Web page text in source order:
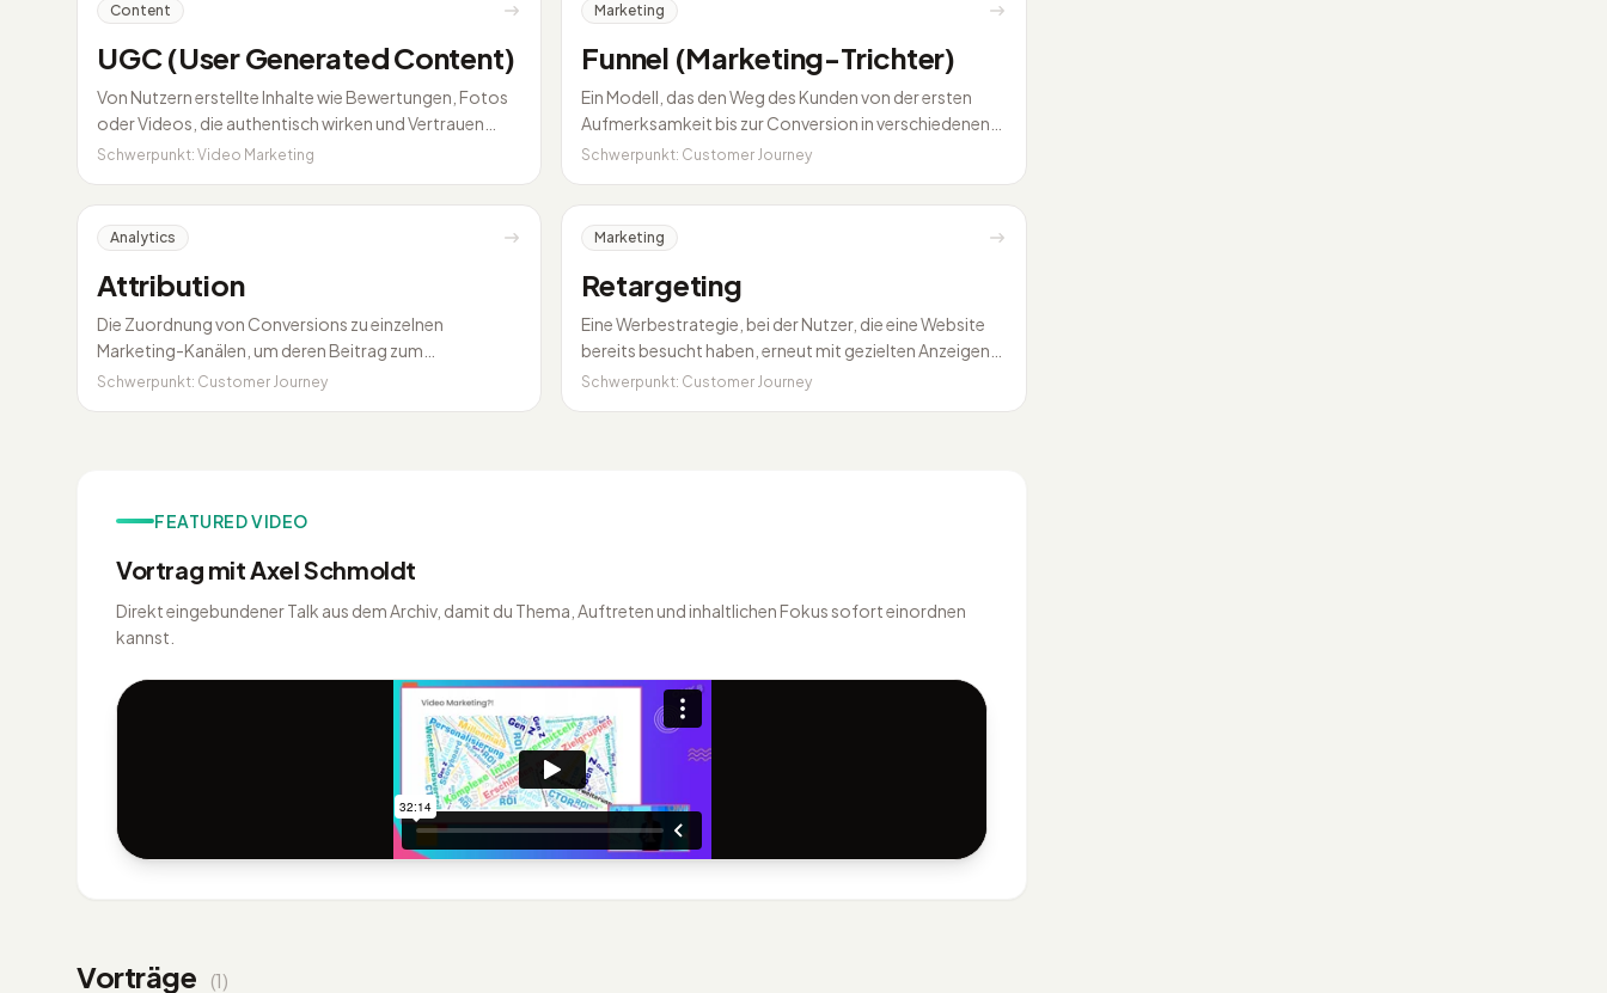
Content
UGC (User Generated Content)
Von Nutzern erstellte Inhalte wie Bewertungen, Fotos
oder Videos, die authentisch wirken und Vertrauen
schaffen.
Schwerpunkt: Video Marketing
Marketing
Funnel (Marketing-Trichter)
Ein Modell, das den Weg des Kunden von der ersten
Aufmerksamkeit bis zur Conversion in verschiedenen
Phasen abbildet.
Schwerpunkt: Customer Journey
Analytics
Attribution
Die Zuordnung von Conversions zu einzelnen
Marketing-Kanälen, um deren Beitrag zum
Gesamterfolg zu bewerten.
Schwerpunkt: Customer Journey
Marketing
Retargeting
Eine Werbestrategie, bei der Nutzer, die eine Website
bereits besucht haben, erneut mit gezielten Anzeigen
angesprochen werden.
Schwerpunkt: Customer Journey
FEATURED VIDEO
Vortrag mit Axel Schmoldt
Direkt eingebundener Talk aus dem Archiv, damit du Thema, Auftreten und inhaltlichen Fokus sofort einordnen
kannst.
Vorträge (1)